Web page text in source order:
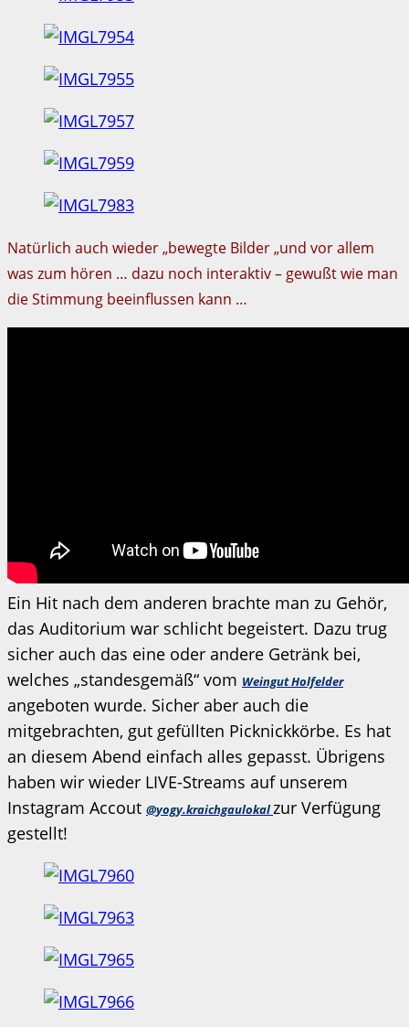
Natürlich auch wieder „bewegte Bilder „und vor allem
was zum hören … dazu noch interaktiv – gewußt wie man
die Stimmung beeinflussen kann …
Ein Hit nach dem anderen brachte man zu Gehör,
das Auditorium war schlicht begeistert. Dazu trug
sicher auch das eine oder andere Getränk bei,
welches „standesgemäß“ vom Weingut Holfelder
angeboten wurde. Sicher aber auch die
mitgebrachten, gut gefüllten Picknickkörbe. Es hat
an diesem Abend einfach alles gepasst. Übrigens
haben wir wieder LIVE-Streams auf unserem
Instagram Accout @yogy.kraichgaulokal zur Verfügung
gestellt!